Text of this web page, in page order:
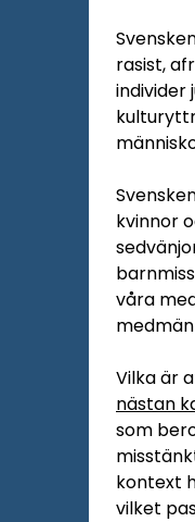
rasist,
individer
kvinnor
våra
Vilka är
nästan
som
kontext
vilket